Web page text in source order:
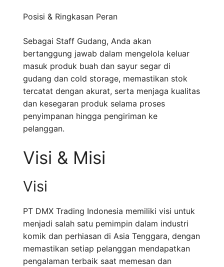
Posisi & Ringkasan Peran
Sebagai Staff Gudang, Anda akan
bertanggung jawab dalam mengelola keluar
masuk produk buah dan sayur segar di
gudang dan cold storage, memastikan stok
tercatat dengan akurat, serta menjaga kualitas
dan kesegaran produk selama proses
penyimpanan hingga pengiriman ke
pelanggan.
Visi & Misi
Visi
PT DMX Trading Indonesia memiliki visi untuk
menjadi salah satu pemimpin dalam industri
komik dan perhiasan di Asia Tenggara, dengan
memastikan setiap pelanggan mendapatkan
pengalaman terbaik saat memesan dan